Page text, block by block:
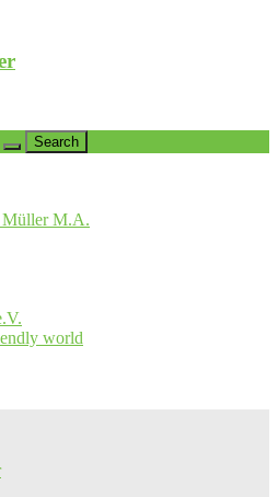
Müller M.A.
world